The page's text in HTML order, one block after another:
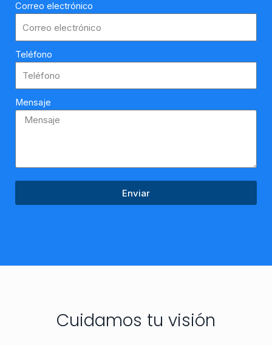
Correo electrónico
Teléfono
Mensaje
Enviar
Cuidamos tu visión